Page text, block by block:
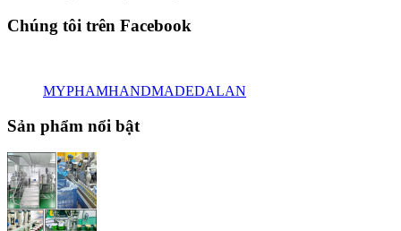
Chúng tôi trên Facebook
MYPHAMHANDMADEDALAN
Sản phẩm nổi bật